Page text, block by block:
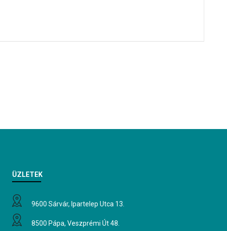
ÜZLETEK
9600 Sárvár, Ipartelep Utca 13.
8500 Pápa, Veszprémi Út 48.